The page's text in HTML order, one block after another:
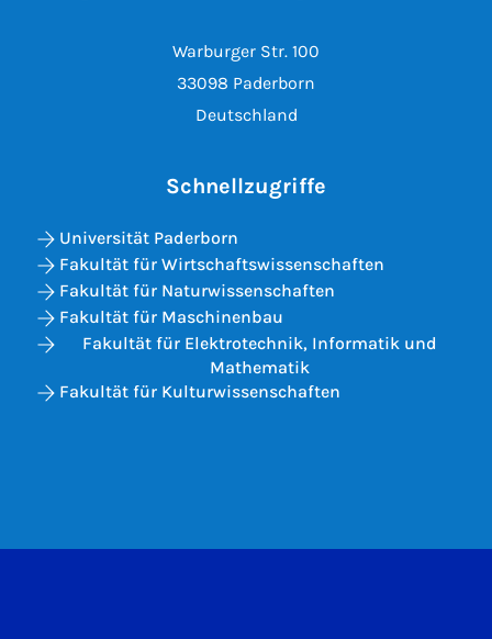
Warburger Str. 100
33098 Paderborn
Deutschland
Schnellzugriffe
Universität Paderborn
Fakultät für Wirtschaftswissenschaften
Fakultät für Naturwissenschaften
Fakultät für Maschinenbau
Fakultät für Elektrotechnik, Informatik und
Mathematik
Fakultät für Kulturwissenschaften